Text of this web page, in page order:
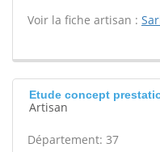
Voir la fiche artisan :
Etude concept
Artisan
Département: 37